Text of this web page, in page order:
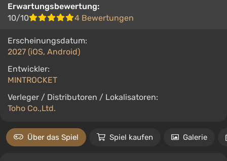
Erwartungsbewertung:
10/10
4 Bewertungen
Erscheinungsdatum:
2027 (iOS, Android)
Entwickler:
MINTROCKET
Verleger / Distributoren / Lokalisatoren:
Toho Co.,Ltd.
Über das Spiel Spiel kaufen Galerie